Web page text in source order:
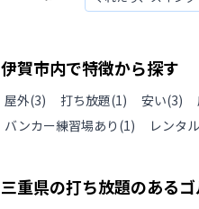
伊賀市内で特徴から探す
屋外(3) 打ち放題(1) 安い(3)
バンカー練習場あり (1) レンタ
三重県の打ち放題のある